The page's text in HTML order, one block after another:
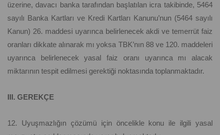
üzerine, davacı banka tarafından başlatılan icra takibinde, 5464
sayılı Banka Kartları ve Kredi Kartları Kanunu’nun (5464 sayılı
Kanun) 26. maddesi uyarınca belirlenecek akdi ve temerrüt faiz
oranları dikkate alınarak mı yoksa TBK’nın 88 ve 120. maddeleri
uyarınca belirlenecek yasal faiz oranı uyarınca mı alacak
miktarının tespit edilmesi gerektiği noktasında toplanmaktadır.
III. GEREKÇE
12. Uyuşmazlığın çözümü için öncelikle konu ile ilgili yasal